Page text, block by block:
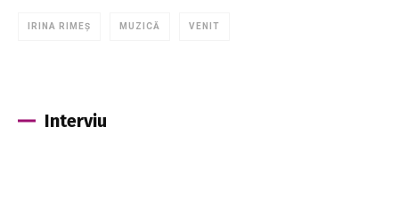
IRINA RIMEȘ MUZICĂ VENIT
Interviu